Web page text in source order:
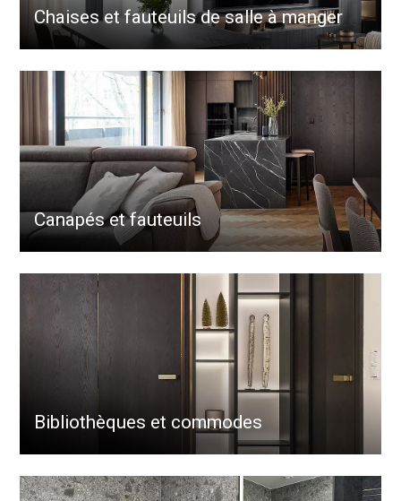
Chaises et fauteuils de salle à manger
Canapés et fauteuils
Bibliothèques et commodes